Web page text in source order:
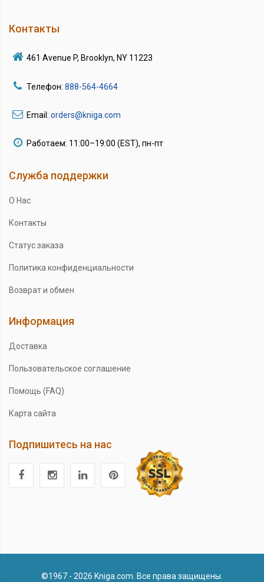
Контакты
461 Avenue P, Brooklyn, NY 11223
Телефон: 888-564-4664
Email: orders@kniga.com
Работаем: 11:00–19:00 (EST), пн-пт
Служба поддержки
О Нас
Контакты
Статус заказа
Политика конфиденциальности
Возврат и обмен
Информация
Доставка
Пользовательское соглашение
Помощь (FAQ)
Карта сайта
Подпишитесь на нас
©1967 - 2026 Kniga.com. Все права защищены.